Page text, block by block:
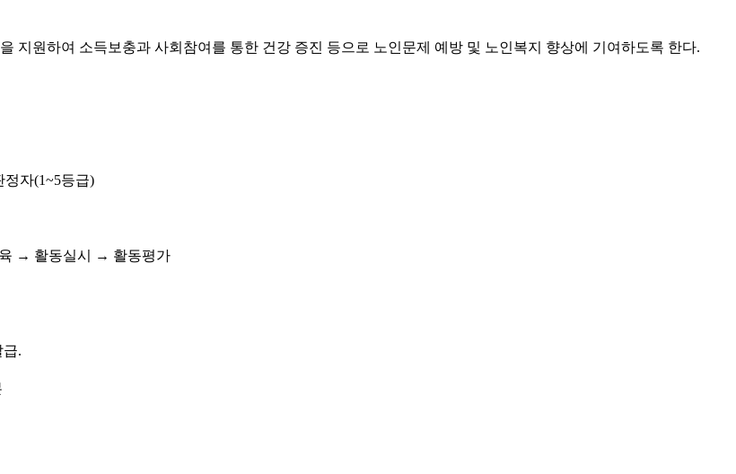
지원하여 소득보충과 사회참여를 통한 건강 증진 등으로 노인문제 예방 및 노인복지 향상에 기여하도록 한다.
자(1~5등급)
→ 활동실시 → 활동평가
.